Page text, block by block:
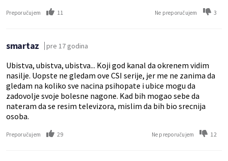
Preporučujem 11 Ne preporučujem 3
smartaz pre 17 godina
Ubistva, ubistva, ubistva... Koji god kanal da okrenem vidim
nasilje. Uopste ne gledam ove CSI serije, jer me ne zanima da
gledam na koliko sve nacina psihopate i ubice mogu da
zadovolje svoje bolesne nagone. Kad bih mogao sebe da
nateram da se resim televizora, mislim da bih bio srecnija
osoba.
Preporučujem 29 Ne preporučujem 12